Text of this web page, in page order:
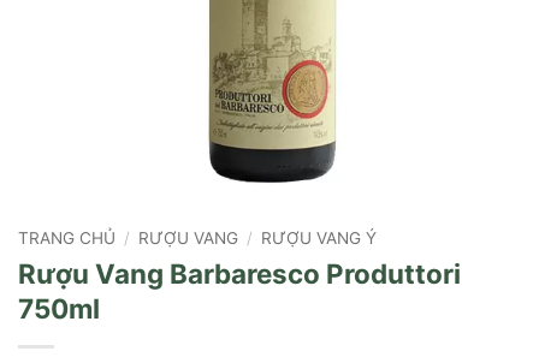
TRANG CHỦ / RƯỢU VANG / RƯỢU VANG Ý
Rượu Vang Barbaresco Produttori
750ml